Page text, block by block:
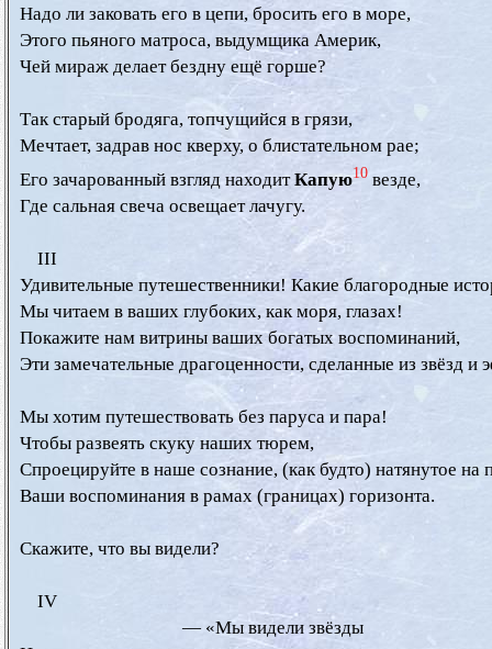
  Надо ли заковать его в цепи, бросить его в море,
  Этого пьяного матроса, выдумщика Америк,
  Чей мираж делает бездну ещё горше?
  Так старый бродяга, топчущийся в грязи,
  Мечтает, задрав нос кверху, о блистательном рае;
  Его зачарованный взгляд находит
Капую10 везде,
  Где сальная свеча освещает лачугу.
      III
Удивительные путешественники! Какие благородные
  Мы читаем в ваших глубоких, как моря, глазах!
  Покажите нам витрины ваших богатых воспоминаний,
Эти замечательные драгоценности, сделанные из звёзд и
  Мы хотим путешествовать без паруса и пара!
  Чтобы развеять скуку наших тюрем,
Спроецируйте в наше сознание, (как будто) натянутое на
  Ваши воспоминания в рамах (границах) горизонта.
  Скажите, что вы видели?
      IV
                                       — «Мы видели звёзды